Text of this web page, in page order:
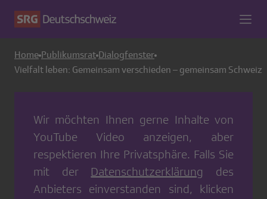
Home Publikumsrat Dialogfenster
Vielfalt leben: Gemeinsam verschieden – gemeinsam Schweiz
Wir möchten Ihnen gerne Inhalte von
YouTube Video anzeigen, aber
respektieren Ihre Privatsphäre. Falls Sie
mit der Datenschutzerklärung
des
Anbieters einverstanden sind, klicken